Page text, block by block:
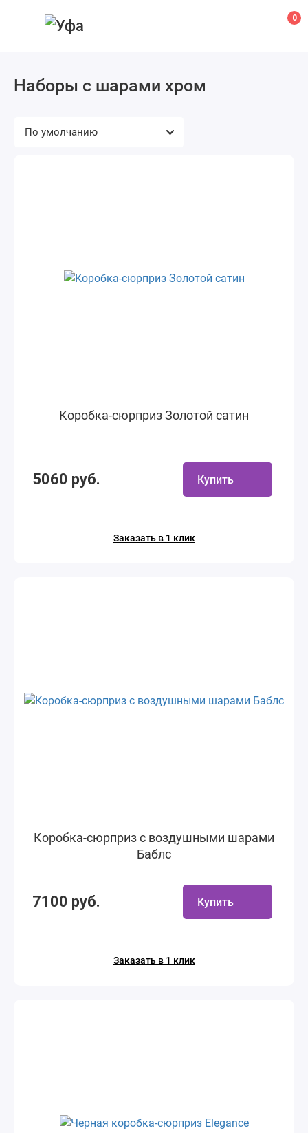
0
Наборы с шарами хром
Коробка-сюрприз Золотой сатин
5060 руб. Купить
Заказать в 1 клик
Коробка-сюрприз с воздушными шарами
Баблс
7100 руб. Купить
Заказать в 1 клик